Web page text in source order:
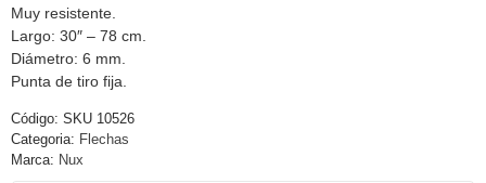
Muy resistente.
Largo: 30″ – 78 cm.
Diámetro: 6 mm.
Punta de tiro fija.
Código: SKU 10526
Categoria: Flechas
Marca: Nux